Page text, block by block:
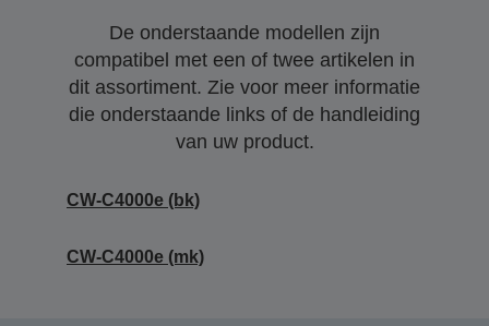
De onderstaande modellen zijn
compatibel met een of twee artikelen in
dit assortiment. Zie voor meer informatie
die onderstaande links of de handleiding
van uw product.
CW-C4000e (bk)
CW-C4000e (mk)